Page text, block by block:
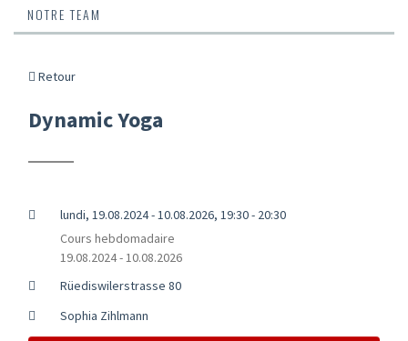
NOTRE TEAM
Retour
Dynamic Yoga
lundi, 19.08.2024 - 10.08.2026, 19:30 - 20:30
Cours hebdomadaire
19.08.2024 - 10.08.2026
Rüediswilerstrasse 80
Sophia Zihlmann